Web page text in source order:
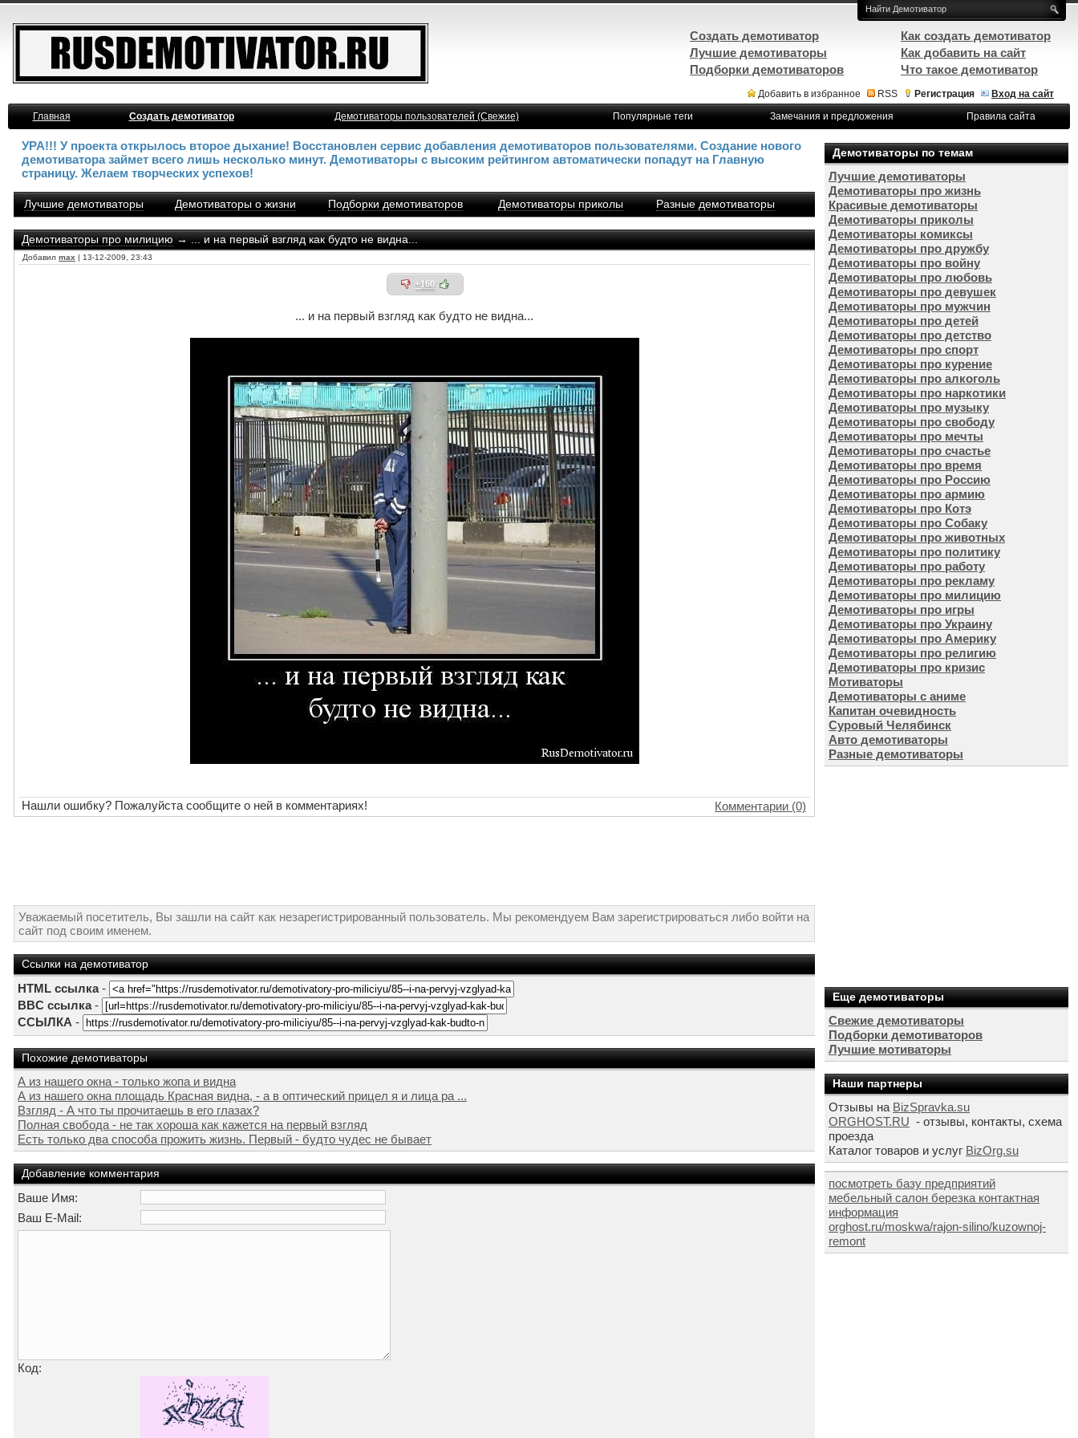
Добавить в избранное RSS Регистрация
Вход на сайт
Главная
Создать демотиватор Демотиваторы пользователей (Свежие) Популярные теги Замечания и предложения Правила сайта
УРА!!! У проекта открылось второе дыхание! Восстановлен сервис добавления демотиваторов пользователями. Создание нового
демотиватора займет всего лишь несколько минут. Демотиваторы с высоким рейтингом автоматически попадут на Главную
страницу. Желаем творческих успехов!
Лучшие демотиваторы Демотиваторы о жизни Подборки демотиваторов Демотиваторы приколы Разные демотиваторы
Демотиваторы про милицию→ ... и на первый взгляд как будто не видна...
Добавил max | 13-12-2009, 23:43
+160
... и на первый взгляд как будто не видна...
Нашли ошибку? Пожалуйста сообщите о ней в комментариях! Комментарии (0)
Уважаемый посетитель, Вы зашли на сайт как незарегистрированный пользователь. Мы рекомендуем Вам зарегистрироваться либо войти на
сайт под своим именем.
Ссылки на демотиватор
HTML ссылка-
BBC ссылка-
ССЫЛКА -
Похожие демотиваторы
А из нашего окна - только жопа и видна
А из нашего окна площадь Красная видна, - а в оптический прицел я и лица ра ...
Взгляд - А что ты прочитаешь в его глазах?
Полная свобода - не так хороша как кажется на первый взгляд
Есть только два способа прожить жизнь. Первый - будто чудес не бывает
Добавление комментария
Ваше Имя:
Ваш E-Mail:
Код:
Демотиваторы по темам
Лучшие демотиваторы
Демотиваторы про жизнь
Красивые демотиваторы
Демотиваторы приколы
Демотиваторы комиксы
Демотиваторы про дружбу
Демотиваторы про войну
Демотиваторы про любовь
Демотиваторы про девушек
Демотиваторы про мужчин
Демотиваторы про детей
Демотиваторы про детство
Демотиваторы про спорт
Демотиваторы про курение
Демотиваторы про алкоголь
Демотиваторы про наркотики
Демотиваторы про музыку
Демотиваторы про свободу
Демотиваторы про мечты
Демотиваторы про счастье
Демотиваторы про время
Демотиваторы про Россию
Демотиваторы про армию
Демотиваторы про Котэ
Демотиваторы про Собаку
Демотиваторы про животных
Демотиваторы про политику
Демотиваторы про работу
Демотиваторы про рекламу
Демотиваторы про милицию
Демотиваторы про игры
Демотиваторы про Украину
Демотиваторы про Америку
Демотиваторы про религию
Демотиваторы про кризис
Мотиваторы
Демотиваторы с аниме
Капитан очевидность
Суровый Челябинск
Авто демотиваторы
Разные демотиваторы
Еще демотиваторы
Свежие демотиваторы
Подборки демотиваторов
Лучшие мотиваторы
Наши партнеры
Отзывы на BizSpravka.su
ORGHOST.RU - отзывы, контакты, схема
проезда
Каталог товаров и услуг BizOrg.su
посмотреть базу предприятий
мебельный салон березка контактная
информация
orghost.ru/moskwa/rajon-silino/kuzownoj-
remont
Создать демотиватор
Лучшие демотиваторы
Подборки демотиваторов
Как создать демотиватор
Как добавить на сайт
Что такое демотиватор